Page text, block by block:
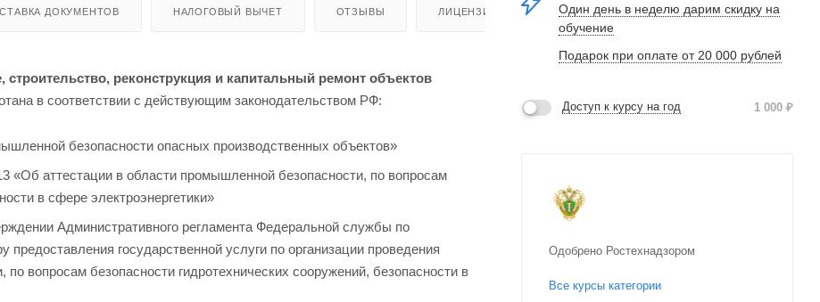
ДОКУМЕНТОВ НАЛОГОВЫЙ ВЫЧЕТ ОТЗЫВЫ ЛИЦЕНЗИЯ
строительство, реконструкция и капитальный ремонт объектов
в соответствии с действующим законодательством РФ:
безопасности опасных производственных объектов»
«Об аттестации в области промышленной безопасности, по вопросам
в сфере электроэнергетики»
Административного регламента Федеральной службы по
предоставления государственной услуги по организации проведения
вопросам безопасности гидротехнических сооружений, безопасности в
Один день в неделю дарим скидку на
обучение
Подарок при оплате от 20 000 рублей
Доступ к курсу на год 1 000 ₽
Одобрено Ростехнадзором
Все курсы категории